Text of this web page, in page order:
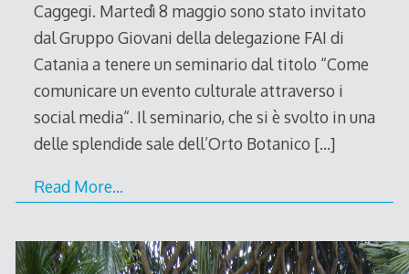
Caggegi. Martedì 8 maggio sono stato invitato
dal Gruppo Giovani della delegazione FAI di
Catania a tenere un seminario dal titolo “Come
comunicare un evento culturale attraverso i
social media“. Il seminario, che si è svolto in una
delle splendide sale dell’Orto Botanico […]
Read More…